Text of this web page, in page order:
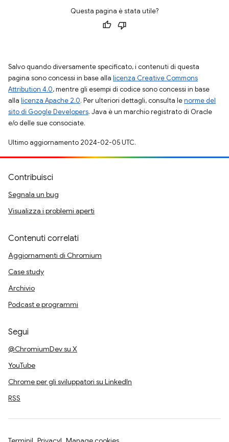
Questa pagina è stata utile?
Salvo quando diversamente specificato, i contenuti di questa
pagina sono concessi in base alla licenza Creative Commons
Attribution 4.0, mentre gli esempi di codice sono concessi in base
alla licenza Apache 2.0. Per ulteriori dettagli, consulta lenorme del
sito di Google Developers. Java è un marchio registrato di Oracle
e/o delle sue consociate.
Ultimo aggiornamento 2024-02-05 UTC.
Contribuisci
Segnala un bug
Visualizza i problemi aperti
Contenuti correlati
Aggiornamenti di Chromium
Case study
Archivio
Podcast e programmi
Segui
@ChromiumDev su X
YouTube
Chrome per gli sviluppatori su LinkedIn
RSS